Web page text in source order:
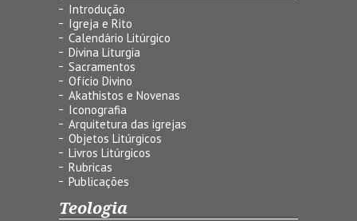
Introdução
Igreja e Rito
Calendário Litúrgico
Divina Liturgia
Sacramentos
Ofício Divino
Akathistos e Novenas
Iconografia
Arquitetura das igrejas
Objetos Litúrgicos
Livros Litúrgicos
Rubricas
Publicações
Teologia